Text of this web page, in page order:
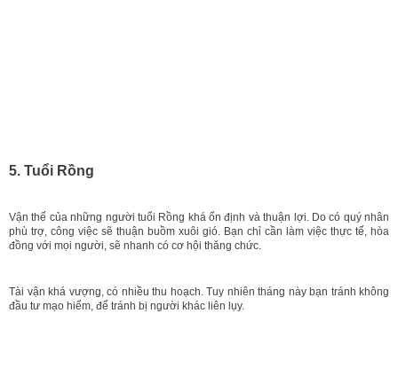
5. Tuổi Rồng
Vận thế của những người tuổi Rồng khá ổn định và thuận lợi. Do có quý nhân
phù trợ, công việc sẽ thuận buồm xuôi gió. Bạn chỉ cần làm việc thực tế, hòa
đồng với mọi người, sẽ nhanh có cơ hội thăng chức.
Tài vận khá vượng, có nhiều thu hoạch. Tuy nhiên tháng này bạn tránh không
đầu tư mạo hiểm, để tránh bị người khác liên lụy.